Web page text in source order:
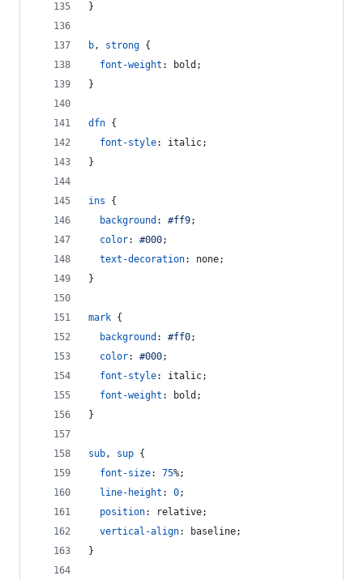
}
b, strong {
font-weight :
bold;
}
dfn {
font-style:
italic;
}
ins {
background : #ff9;
color: #000;
text-decoration:
none;
}
mark {
background : #ff0;
color: #000;
font-style:
italic;
font-weight :
bold;
}
sub, sup {
font-size: 75%;
line-height : 0;
position:
relative;
vertical-align:
baseline;
}